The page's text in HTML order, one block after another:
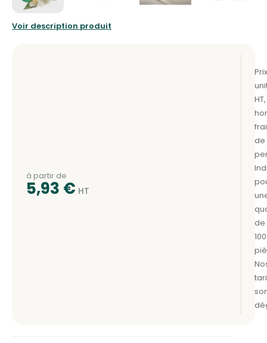
Voir description produit
à partir de
5,93 €